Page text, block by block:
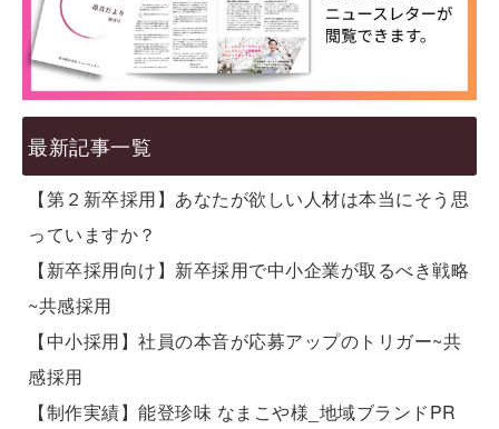
最新記事一覧
【第２新卒採用】あなたが欲しい人材は本当にそう思
っていますか？
【新卒採用向け】新卒採用で中小企業が取るべき戦略
~共感採用
【中小採用】社員の本音が応募アップのトリガー~共
感採用
【制作実績】能登珍味 なまこや様_地域ブランドPR